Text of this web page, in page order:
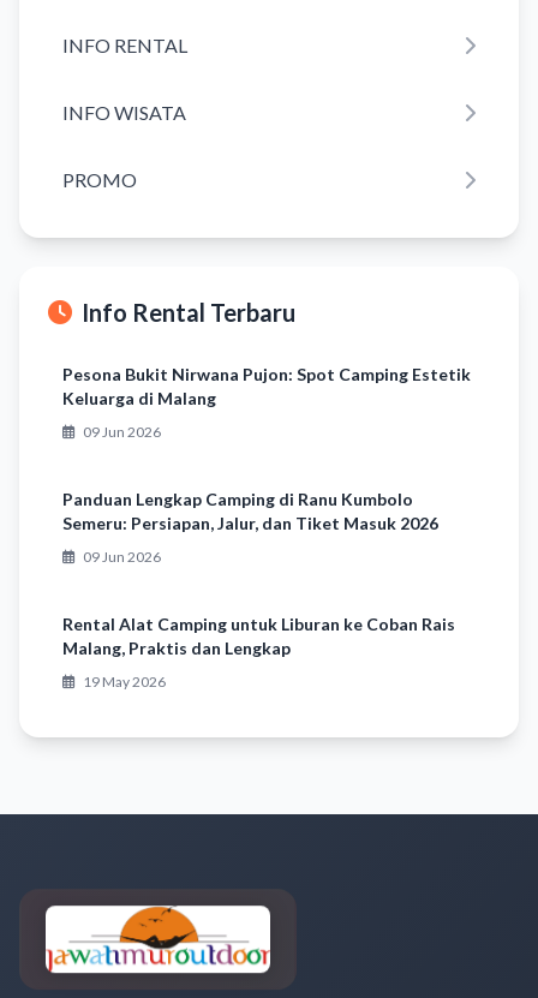
INFO RENTAL
INFO WISATA
PROMO
Info Rental Terbaru
Pesona Bukit Nirwana Pujon: Spot Camping Estetik
Keluarga di Malang
09 Jun 2026
Panduan Lengkap Camping di Ranu Kumbolo
Semeru: Persiapan, Jalur, dan Tiket Masuk 2026
09 Jun 2026
Rental Alat Camping untuk Liburan ke Coban Rais
Malang, Praktis dan Lengkap
19 May 2026